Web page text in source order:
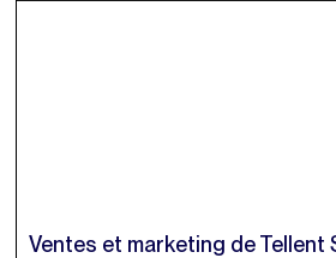
Ventes et marketing de Tellent